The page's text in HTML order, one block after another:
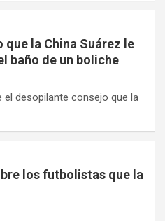
la China Suárez le
baño de un boliche
desopilante consejo que la
los futbolistas que la